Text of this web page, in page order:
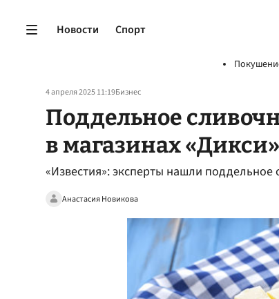
Новости Спорт
4 апреля 2025 11:19Бизнес
Поддельное
в магазинах
«Известия»: эксперты нашли
Анастасия Новикова